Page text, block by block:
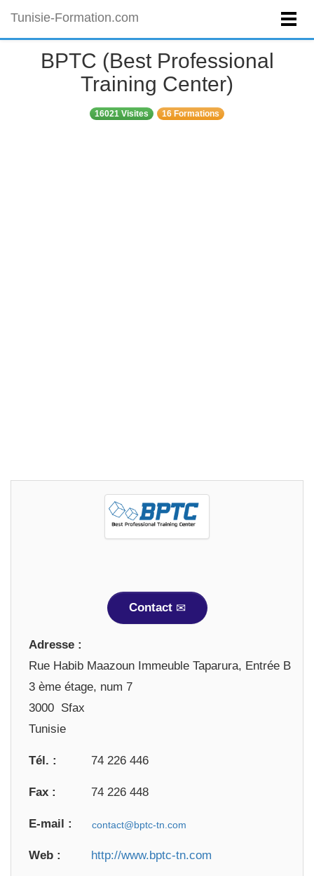
Tunisie-Formation.com
BPTC (Best Professional
Training Center)
16021 Visites 16 Formations
Contact
Adresse :
Rue Habib Maazoun Immeuble Taparura, Entrée B
3 ème étage, num 7
3000 Sfax
Tunisie
Tél. : 74 226 446
Fax : 74 226 448
E-mail :
Web : http://www.bptc-tn.com